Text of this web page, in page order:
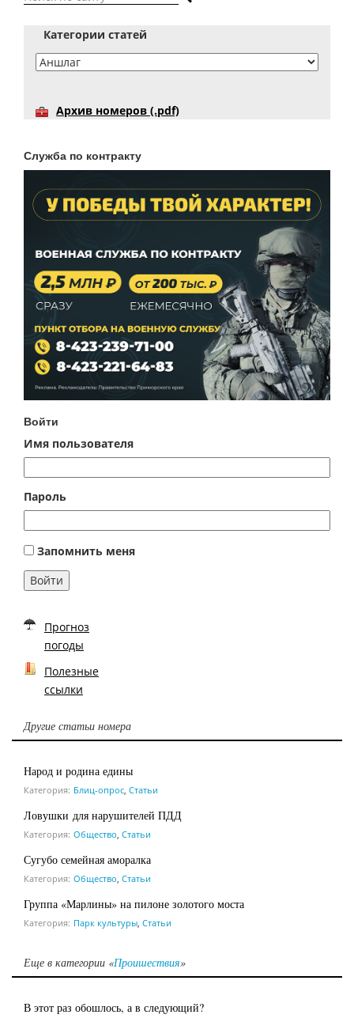
Категории статей
Архив номеров (.pdf)
Служба по контракту
Войти
Имя пользователя
Пароль
Запомнить меня
Войти
Прогноз
погоды
Полезные
ссылки
Другие статьи номера
Народ и родина едины
Категория: Блиц-опрос, Статьи
Ловушки для нарушителей ПДД
Категория: Общество, Статьи
Сугубо семейная аморалка
Категория: Общество, Статьи
Группа «Марлины» на пилоне золотого моста
Категория: Парк культуры, Статьи
Еще в категории «Проишествия»
В этот раз обошлось, а в следующий?